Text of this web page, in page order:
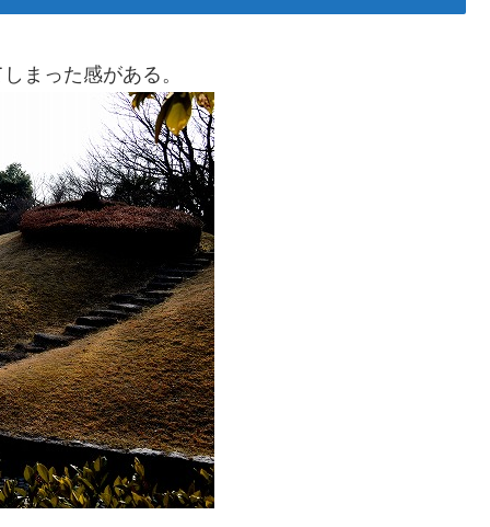
まった感がある。